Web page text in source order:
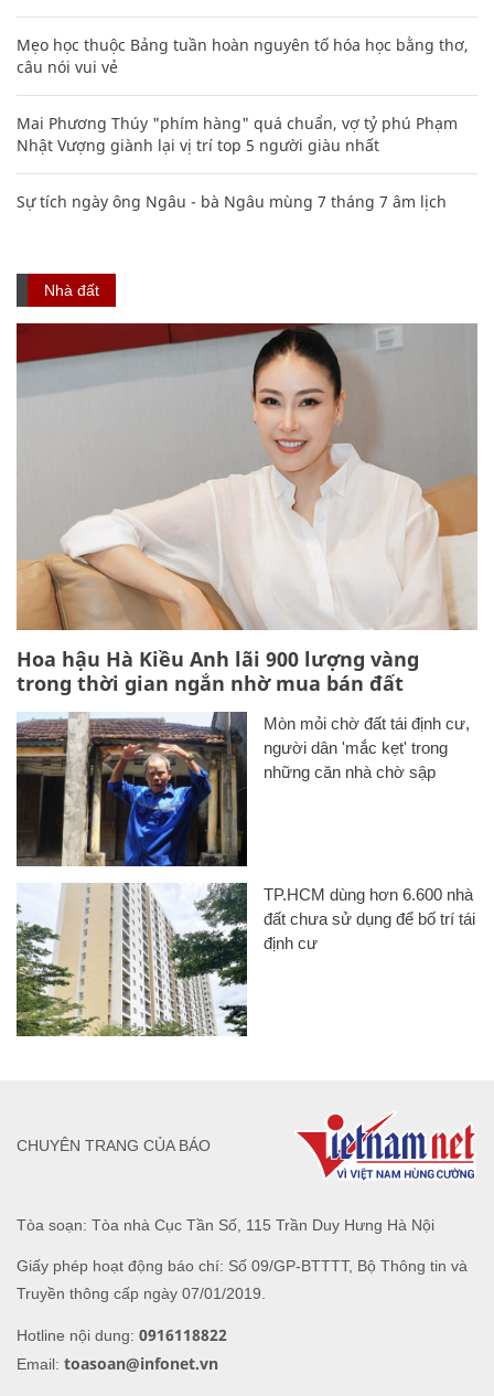
Mẹo học thuộc Bảng tuần hoàn nguyên tố hóa học bằng thơ,
câu nói vui vẻ
Mai Phương Thúy "phím hàng" quá chuẩn, vợ tỷ phú Phạm
Nhật Vượng giành lại vị trí top 5 người giàu nhất
Sự tích ngày ông Ngâu - bà Ngâu mùng 7 tháng 7 âm lịch
Nhà đất
Hoa hậu Hà Kiều Anh lãi 900 lượng vàng
trong thời gian ngắn nhờ mua bán đất
Mòn mỏi chờ đất tái định cư,
người dân 'mắc kẹt' trong
những căn nhà chờ sập
TP.HCM dùng hơn 6.600 nhà
đất chưa sử dụng để bố trí tái
định cư
Tòa soạn: Tòa nhà Cục Tần Số, 115 Trần Duy Hưng Hà Nội
Giấy phép hoạt động báo chí: Số 09/GP-BTTTT, Bộ Thông tin và
Truyền thông cấp ngày 07/01/2019.
Hotline nội dung: 0916118822
Email: toasoan@infonet.vn
CHUYÊN TRANG CỦA BÁO